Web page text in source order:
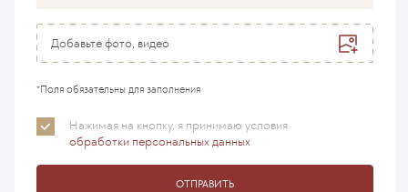
Добавьте фото, видео
*Поля обязательны для заполнения
Нажимая на кнопку, я принимаю условия
обработки персональных данных
ОТПРАВИТЬ